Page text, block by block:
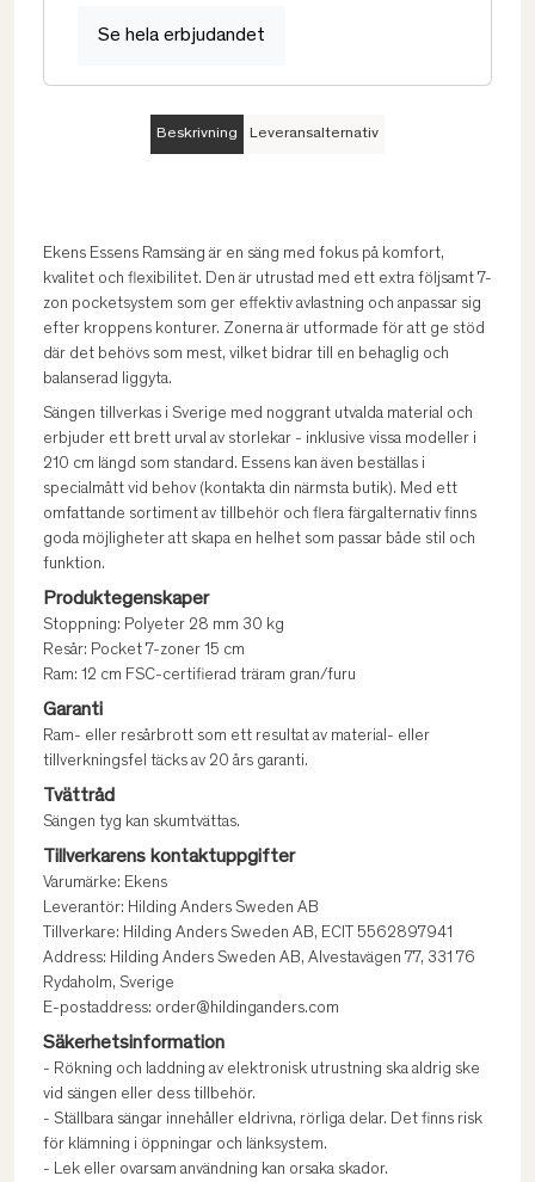
Se hela erbjudandet
Beskrivning Leveransalternativ
Ekens Essens Ramsäng är en säng med fokus på komfort,
kvalitet och flexibilitet. Den är utrustad med ett extra följsamt 7-
zon pocketsystem som ger effektiv avlastning och anpassar sig
efter kroppens konturer. Zonerna är utformade för att ge stöd
där det behövs som mest, vilket bidrar till en behaglig och
balanserad liggyta.
Sängen tillverkas i Sverige med noggrant utvalda material och
erbjuder ett brett urval av storlekar - inklusive vissa modeller i
210 cm längd som standard. Essens kan även beställas i
specialmått vid behov (kontakta din närmsta butik). Med ett
omfattande sortiment av tillbehör och flera färgalternativ finns
goda möjligheter att skapa en helhet som passar både stil och
funktion.
Produktegenskaper
Stoppning: Polyeter 28 mm 30 kg
Resår: Pocket 7-zoner 15 cm
Ram: 12 cm FSC-certifierad träram gran/furu
Garanti
Ram- eller resårbrott som ett resultat av material- eller
tillverkningsfel täcks av 20 års garanti.
Tvättråd
Sängen tyg kan skumtvättas.
Tillverkarens kontaktuppgifter
Varumärke: Ekens
Leverantör: Hilding Anders Sweden AB
Tillverkare: Hilding Anders Sweden AB, ECIT 5562897941
Address: Hilding Anders Sweden AB, Alvestavägen 77, 331 76
Rydaholm, Sverige
E-postaddress: order@hildinganders.com
Säkerhetsinformation
- Rökning och laddning av elektronisk utrustning ska aldrig ske
vid sängen eller dess tillbehör.
- Ställbara sängar innehåller eldrivna, rörliga delar. Det finns risk
för klämning i öppningar och länksystem.
- Lek eller ovarsam användning kan orsaka skador.